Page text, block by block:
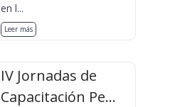
en l...
Leer más
IV Jornadas de
Capacitación Pe...